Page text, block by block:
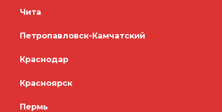
Чита
Петропавловск-Камчатский
Краснодар
Красноярск
Пермь